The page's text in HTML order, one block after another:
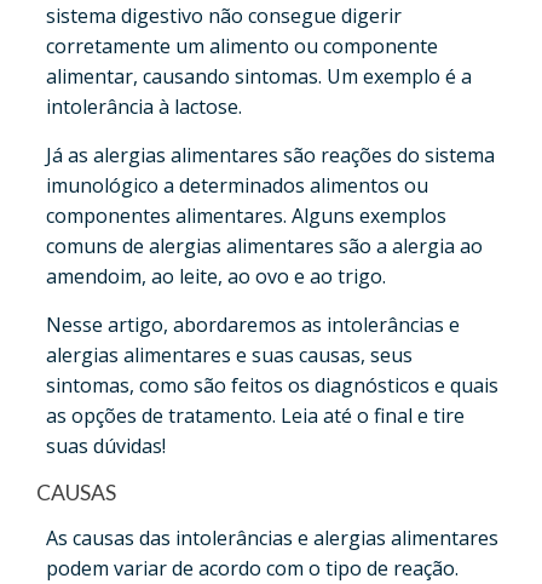
sistema digestivo não consegue digerir
corretamente um alimento ou componente
alimentar, causando sintomas. Um exemplo é a
intolerância à lactose.
Já as alergias alimentares são reações do sistema
imunológico a determinados alimentos ou
componentes alimentares. Alguns exemplos
comuns de alergias alimentares são a alergia ao
amendoim, ao leite, ao ovo e ao trigo.
Nesse artigo, abordaremos as intolerâncias e
alergias alimentares e suas causas, seus
sintomas, como são feitos os diagnósticos e quais
as opções de tratamento. Leia até o final e tire
suas dúvidas!
CAUSAS
As causas das intolerâncias e alergias alimentares
podem variar de acordo com o tipo de reação.